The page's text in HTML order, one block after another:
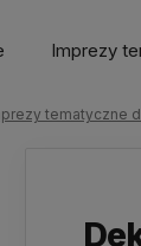
Imprezy
tematyczne